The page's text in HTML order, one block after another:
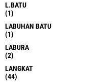
L.BATU
(1)
LABUHAN BATU
(1)
LABURA
(2)
LANGKAT
(44)